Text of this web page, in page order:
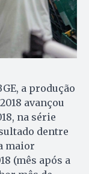
a produção
avançou
na série
dentre
maior
(mês após a